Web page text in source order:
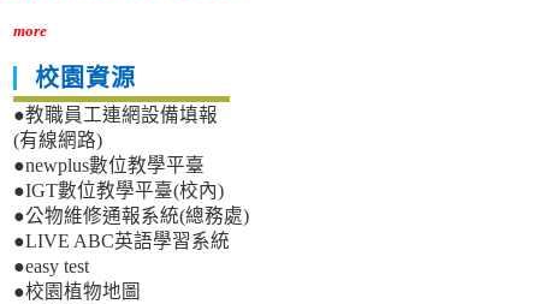
more
校園資源
●教職員工連網設備填報
(有線網路)
●newplus數位教學平臺
●IGT數位教學平臺(校內)
●公物維修通報系統(總務處)
●LIVE ABC英語學習系統
●easy test
●校園植物地圖